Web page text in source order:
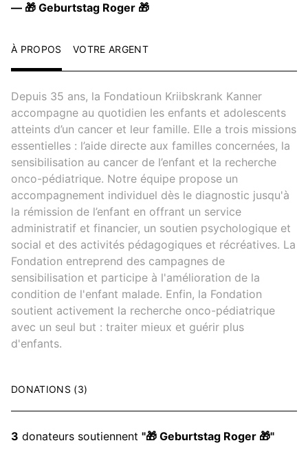
— 🎁 Geburtstag Roger 🎁
À PROPOS VOTRE ARGENT
Depuis 35 ans, la Fondatioun Kriibskrank Kanner
accompagne au quotidien les enfants et adolescents
atteints d’un cancer et leur famille. Elle a trois missions
essentielles : l’aide directe aux familles concernées, la
sensibilisation au cancer de l’enfant et la recherche
onco-pédiatrique. Notre équipe propose un
accompagnement individuel dès le diagnostic jusqu'à
la rémission de l’enfant en offrant un service
administratif et financier, un soutien psychologique et
social et des activités pédagogiques et récréatives. La
Fondation entreprend des campagnes de
sensibilisation et participe à l'amélioration de la
condition de l'enfant malade. Enfin, la Fondation
soutient activement la recherche onco-pédiatrique
avec un seul but : traiter mieux et guérir plus
d'enfants.
DONATIONS (3)
3 donateurs soutiennent "🎁 Geburtstag Roger 🎁"